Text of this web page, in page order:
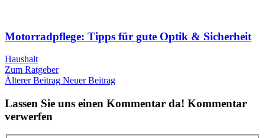
Motorradpflege: Tipps für gute Optik & Sicherheit
Haushalt
Zum Ratgeber
Älterer Beitrag Neuer Beitrag
Lassen Sie uns einen Kommentar da! Kommentar
verwerfen